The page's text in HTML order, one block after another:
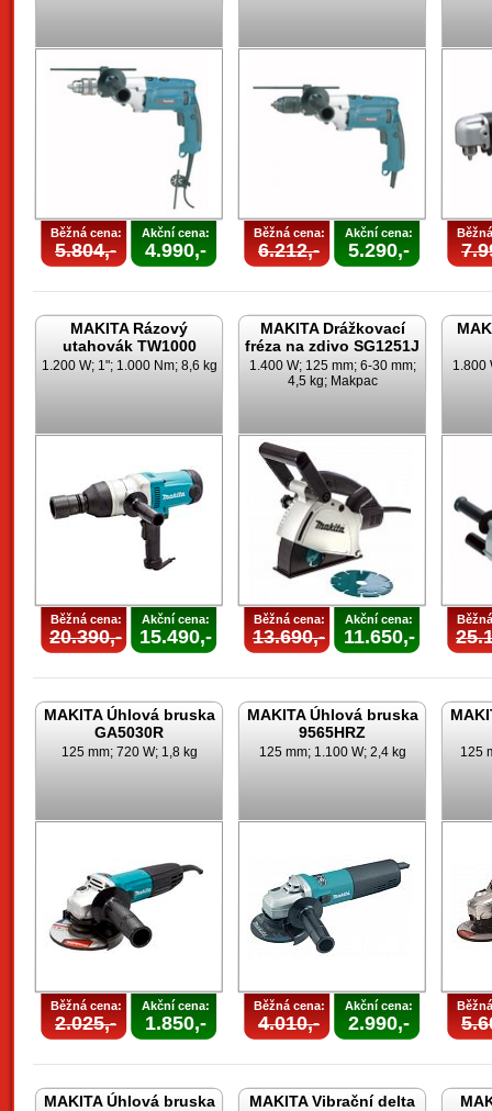
Běžná cena:
5.804,-
Akční cena:
4.990,-
Běžná cena:
6.212,-
Akční cena:
5.290,-
MAKITA Rázový
utahovák TW1000
1.200 W; 1"; 1.000 Nm; 8,6 kg
Běžná cena:
20.390,-
Akční cena:
15.490,-
MAKITA Drážkovací
fréza na zdivo SG1251J
1.400 W; 125 mm; 6-30 mm;
4,5 kg; Makpac
Běžná cena:
13.690,-
Akční cena:
11.650,-
1.800
MAKITA Úhlová bruska
GA5030R
125 mm; 720 W; 1,8 kg
Běžná cena:
2.025,-
Akční cena:
1.850,-
MAKITA Úhlová bruska
9565HRZ
125 mm; 1.100 W; 2,4 kg
Běžná cena:
4.010,-
Akční cena:
2.990,-
125
MAKITA Úhlová bruska
MAKITA Vibrační delta